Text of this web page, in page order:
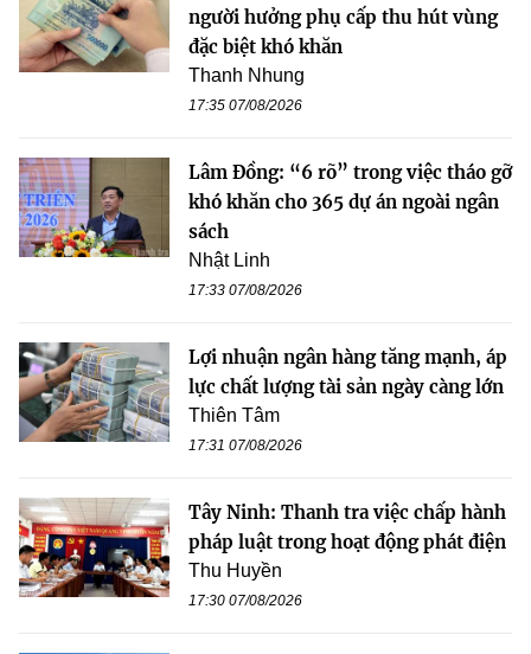
người hưởng phụ cấp thu hút vùng
đặc biệt khó khăn
Thanh Nhung
17:35 07/08/2026
Lâm Đồng: “6 rõ” trong việc tháo gỡ
khó khăn cho 365 dự án ngoài ngân
sách
Nhật Linh
17:33 07/08/2026
Lợi nhuận ngân hàng tăng mạnh, áp
lực chất lượng tài sản ngày càng lớn
Thiên Tâm
17:31 07/08/2026
Tây Ninh: Thanh tra việc chấp hành
pháp luật trong hoạt động phát điện
Thu Huyền
17:30 07/08/2026